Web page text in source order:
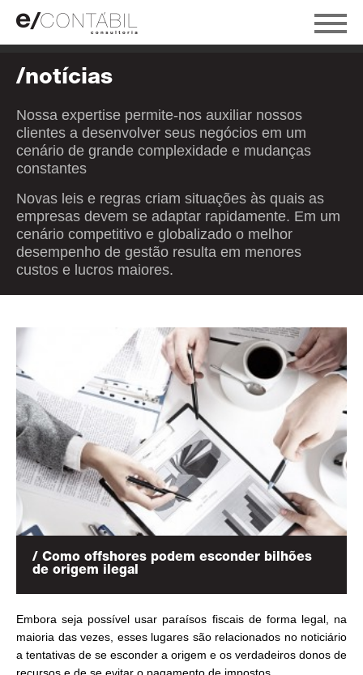
/notícias
Nossa expertise permite-nos auxiliar nossos
clientes a desenvolver seus negócios em um
cenário de grande complexidade e mudanças
constantes
Novas leis e regras criam situações às quais as
empresas devem se adaptar rapidamente. Em um
cenário competitivo e globalizado o melhor
desempenho de gestão resulta em menores
custos e lucros maiores.
/ Como offshores podem esconder bilhões
de origem ilegal
Embora seja possível usar paraísos fiscais de forma legal, na
maioria das vezes, esses lugares são relacionados no noticiário
a tentativas de se esconder a origem e os verdadeiros donos de